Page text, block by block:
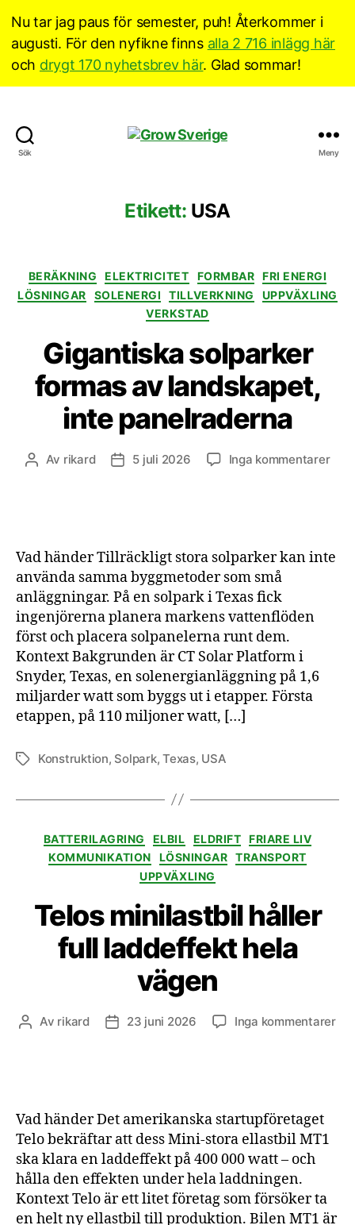
Nu tar jag paus för semester, puh! Återkommer i
augusti. För den nyfikne finns alla 2 716 inlägg här
och drygt 170 nyhetsbrev här. Glad sommar!
Sök Meny
Etikett: USA
Kategorier
BERÄKNING ELEKTRICITET FORMBAR FRI ENERGI
LÖSNINGAR
SOLENERGI TILLVERKNING
UPPVÄXLING
VERKSTAD
Gigantiska solparker
formas av landskapet,
inte panelraderna
Inläggsförfattare
Av rikard Inläggsdatum
5 juli 2026 Inga kommentarertill
inte
Vad händer Tillräckligt stora solparker kan inte
använda samma byggmetoder som små
anläggningar. På en solpark i Texas fick
ingenjörerna planera markens vattenflöden
först och placera solpanelerna runt dem.
Kontext Bakgrunden är CT Solar Platform i
Snyder, Texas, en solenergianläggning på 1,6
miljarder watt som byggs ut i etapper. Första
etappen, på 110 miljoner watt, […]
EtiketterKonstruktion, Solpark,Texas, USA
Kategorier
BATTERILAGRING ELBIL ELDRIFT FRIARE LIV
KOMMUNIKATION
LÖSNINGAR
TRANSPORT
UPPVÄXLING
Telos minilastbil håller
full laddeffekt hela
vägen
Inläggsförfattare
Av rikard Inläggsdatum
23 juni 2026 Inga kommentarertill
Vad händer Det amerikanska startupföretaget
Telo bekräftar att dess Mini-stora ellastbil MT1
ska klara en laddeffekt på 400 000 watt – och
hålla den effekten under hela laddningen.
Kontext Telo är ett litet företag som försöker ta
en helt ny ellastbil till produktion. Bilen MT1 är